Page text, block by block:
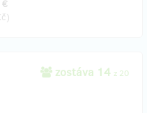
€
)
zostáva 14 z 20